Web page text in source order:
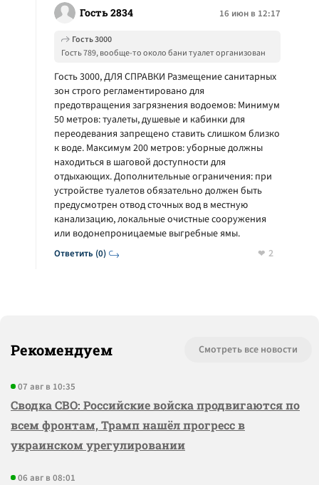
Гость 2834 16 июн в 12:17
Ответить (0)
Гость 3000
Гость 789, вообще-то около бани туалет организован
Гость 3000, ДЛЯ СПРАВКИ Размещение санитарных
зон строго регламентировано для
предотвращения загрязнения водоемов: Минимум
50 метров: туалеты, душевые и кабинки для
переодевания запрещено ставить слишком близко
к воде. Максимум 200 метров: уборные должны
находиться в шаговой доступности для
отдыхающих. Дополнительные ограничения: при
устройстве туалетов обязательно должен быть
предусмотрен отвод сточных вод в местную
канализацию, локальные очистные сооружения
или водонепроницаемые выгребные ямы.
2
Рекомендуем Смотреть все новости
07 авг в 10:35
Сводка СВО: Российские войска продвигаются по
всем фронтам, Трамп нашёл прогресс в
украинском урегулировании
06 авг в 08:01